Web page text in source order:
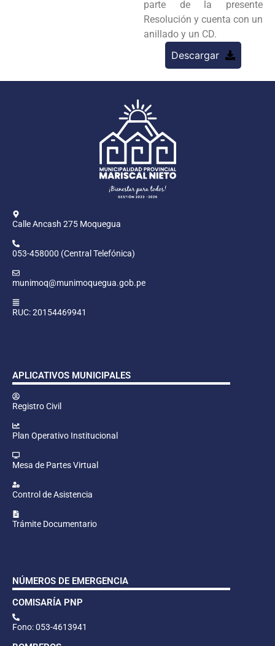
parte de la presente
Resolución y cuenta con un
anillado y un CD.
Descargar
Calle Ancash 275 Moquegua
053-458000 (Central Telefónica)
munimoq@munimoquegua.gob.pe
RUC: 20154469941
APLICATIVOS MUNICIPALES
Registro Civil
Plan Operativo Institucional
Mesa de Partes Virtual
Control de Asistencia
Trámite Documentario
NÚMEROS DE EMERGENCIA
COMISARÍA PNP
Fono: 053-4613941